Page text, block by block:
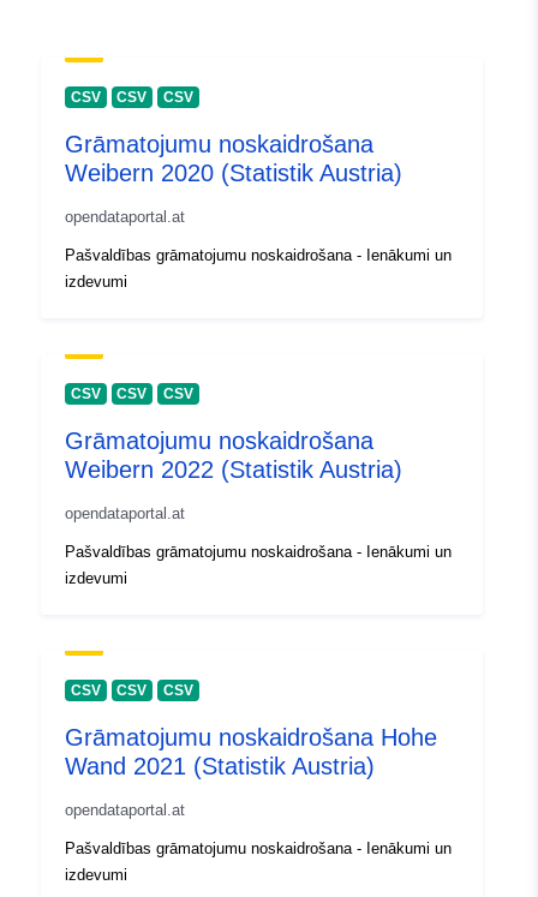
CSV CSV CSV
Grāmatojumu noskaidrošana
Weibern 2020 (Statistik Austria)
opendataportal.at
Pašvaldības grāmatojumu noskaidrošana - Ienākumi un
izdevumi
CSV CSV CSV
Grāmatojumu noskaidrošana
Weibern 2022 (Statistik Austria)
opendataportal.at
Pašvaldības grāmatojumu noskaidrošana - Ienākumi un
izdevumi
CSV CSV CSV
Grāmatojumu noskaidrošana Hohe
Wand 2021 (Statistik Austria)
opendataportal.at
Pašvaldības grāmatojumu noskaidrošana - Ienākumi un
izdevumi